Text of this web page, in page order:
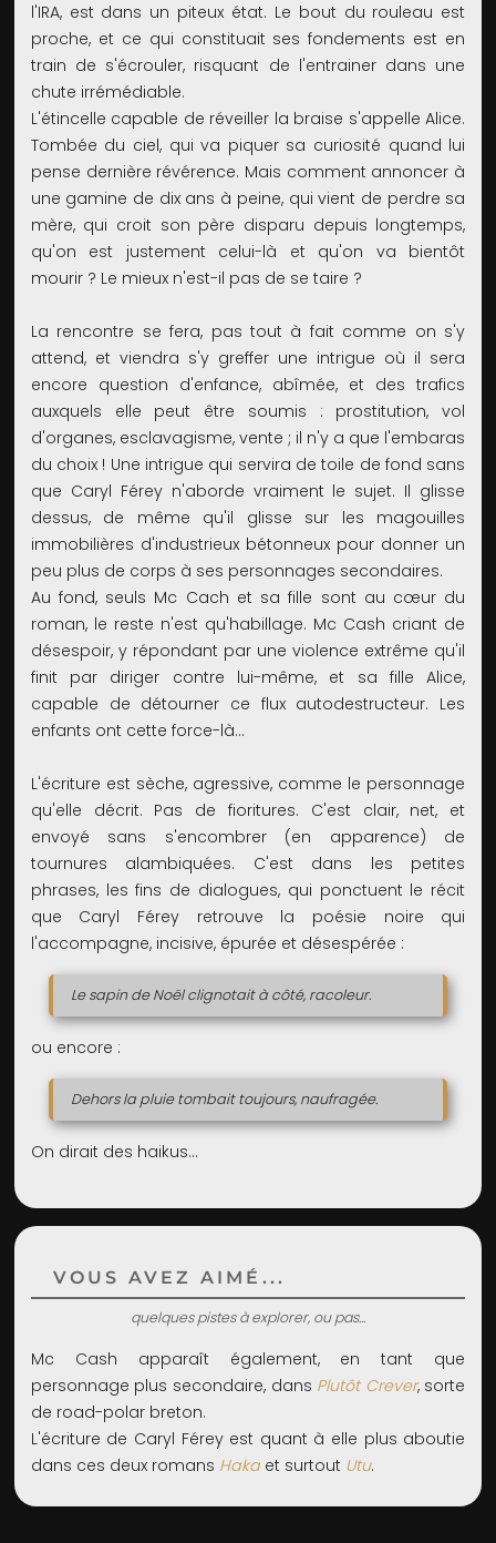
l'IRA, est dans un piteux état. Le bout du rouleau est
proche, et ce qui constituait ses fondements est en
train de s'écrouler, risquant de l'entrainer dans une
chute irrémédiable.
L'étincelle capable de réveiller la braise s'appelle Alice.
Tombée du ciel, qui va piquer sa curiosité quand lui
pense dernière révérence. Mais comment annoncer à
une gamine de dix ans à peine, qui vient de perdre sa
mère, qui croit son père disparu depuis longtemps,
qu'on est justement celui-là et qu'on va bientôt
mourir ? Le mieux n'est-il pas de se taire ?
La rencontre se fera, pas tout à fait comme on s'y
attend, et viendra s'y greffer une intrigue où il sera
encore question d'enfance, abîmée, et des trafics
auxquels elle peut être soumis : prostitution, vol
d'organes, esclavagisme, vente ; il n'y a que l'embaras
du choix ! Une intrigue qui servira de toile de fond sans
que Caryl Férey n'aborde vraiment le sujet. Il glisse
dessus, de même qu'il glisse sur les magouilles
immobilières d'industrieux bétonneux pour donner un
peu plus de corps à ses personnages secondaires.
Au fond, seuls Mc Cach et sa fille sont au cœur du
roman, le reste n'est qu'habillage. Mc Cash criant de
désespoir, y répondant par une violence extrême qu'il
finit par diriger contre lui-même, et sa fille Alice,
capable de détourner ce flux autodestructeur. Les
enfants ont cette force-là...
L'écriture est sèche, agressive, comme le personnage
qu'elle décrit. Pas de fioritures. C'est clair, net, et
envoyé sans s'encombrer (en apparence) de
tournures alambiquées. C'est dans les petites
phrases, les fins de dialogues, qui ponctuent le récit
que Caryl Férey retrouve la poésie noire qui
l'accompagne, incisive, épurée et désespérée :
Le sapin de Noël clignotait à côté, racoleur.
ou encore :
Dehors la pluie tombait toujours, naufragée.
On dirait des haikus...
VOUS AVEZ AIMÉ...
quelques pistes à explorer, ou pas...
Mc Cash apparaît également, en tant que
personnage plus secondaire, dans Plutôt Crever, sorte
de road-polar breton.
L'écriture de Caryl Férey est quant à elle plus aboutie
dans ces deux romans Hakaet surtout Utu.